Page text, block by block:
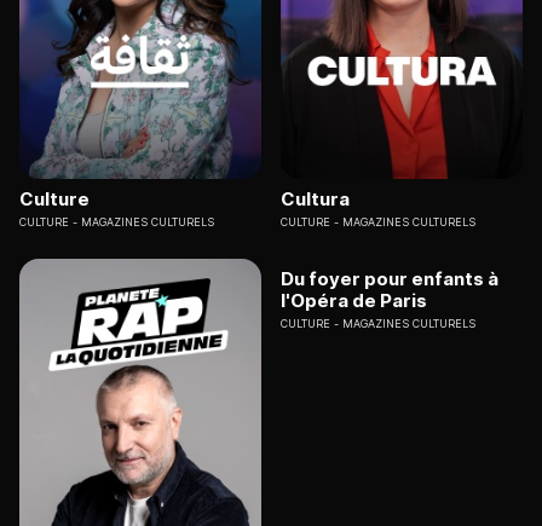
Culture
CULTURE MAGAZINES CULTURELS
Cultura
CULTURE MAGAZINES CULTURELS
Du foyer pour enfants à
l'Opéra de Paris
CULTURE MAGAZINES CULTURELS